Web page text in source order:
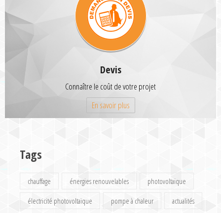
Devis
Connaître le coût de votre projet
En savoir plus
Tags
chauffage énergies renouvelables
photovoltaïque
électricité photovoltaïque
pompe à chaleur actualités